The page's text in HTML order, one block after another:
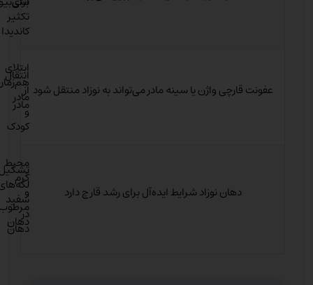
تکثیر
کاندیدا
عفونت قارچی واژن یا سینه مادر می‌تواند به نوزاد منتقل شود
ابتلای
مادر
و
کودک
انتقال
از
مادر
دهان نوزاد شرایط ایده‌آل برای رشد قارچ دارد سفید
در
دهان
محیط
گرم
و
دهان